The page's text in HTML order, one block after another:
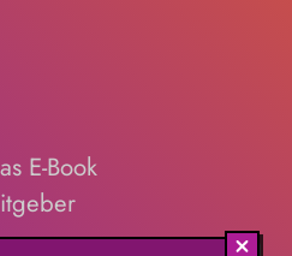
E-Book